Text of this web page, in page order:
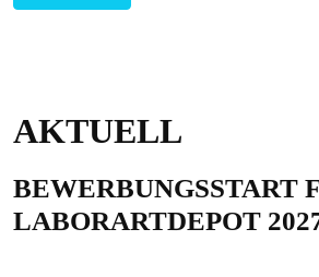
AKTUELL
BEWERBUNGSSTART
LABORARTDEPOT